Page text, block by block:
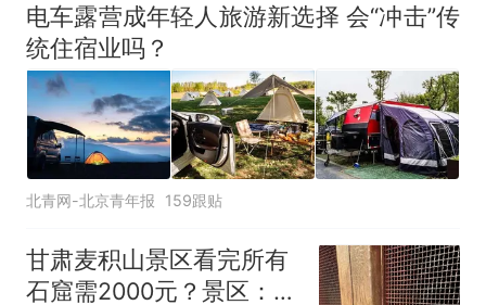
电车露营成年轻人旅游新选择 会“冲击”传
统住宿业吗？
北青网-北京青年报 159跟贴
甘肃麦积山景区看完所有
石窟需2000元？景区：部